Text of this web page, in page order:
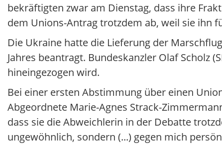
bekräftigten zwar am Dienstag, dass ihre
dem Unions-Antrag trotzdem ab, weil sie ihn
Die Ukraine hatte die Lieferung der
Jahres beantragt. Bundeskanzler Olaf Scholz
hineingezogen wird.
Bei einer ersten Abstimmung über einen
Abgeordnete Marie-Agnes Strack-
dass sie die Abweichlerin in der Debatte
ungewöhnlich, sondern (...) gegen mich